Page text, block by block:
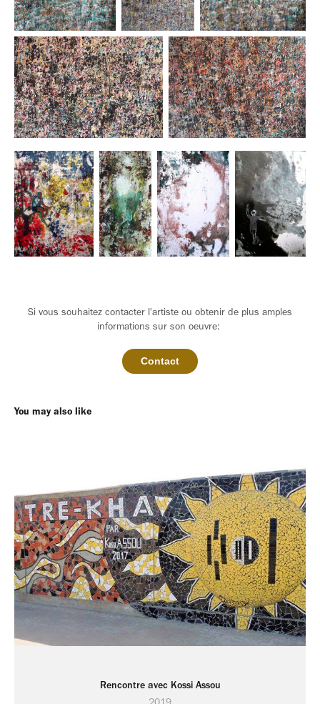
Si vous souhaitez contacter l'artiste ou obtenir de plus amples
informations sur son oeuvre:
Contact
You may also like
Rencontre avec Kossi Assou